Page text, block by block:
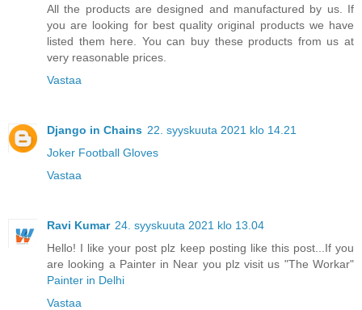
All the products are designed and manufactured by us. If
you are looking for best quality original products we have
listed them here. You can buy these products from us at
very reasonable prices.
Vastaa
Django in Chains 22. syyskuuta 2021 klo 14.21
Joker Football Gloves
Vastaa
Ravi Kumar 24. syyskuuta 2021 klo 13.04
Hello! I like your post plz keep posting like this post...If you
are looking a Painter in Near you plz visit us "The Workar"
Painter in Delhi
Vastaa